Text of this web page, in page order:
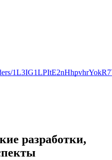
разработки,